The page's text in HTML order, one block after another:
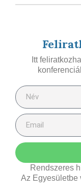
Itt
Rendszeres
Az Egyesületbe